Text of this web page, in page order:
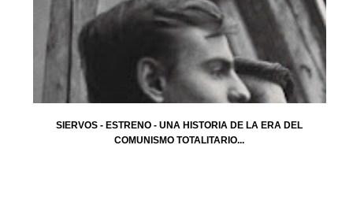
SIERVOS - ESTRENO - UNA HISTORIA DE LA ERA DEL
COMUNISMO TOTALITARIO...